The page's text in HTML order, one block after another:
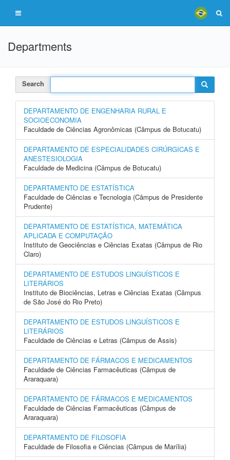
Departments
Search
DEPARTAMENTO DE ENGENHARIA RURAL E
SOCIOECONOMIA
Faculdade de Ciências Agronômicas (Câmpus de Botucatu)
DEPARTAMENTO DE ESPECIALIDADES CIRÚRGICAS E
ANESTESIOLOGIA
Faculdade de Medicina (Câmpus de Botucatu)
DEPARTAMENTO DE ESTATÍSTICA
Faculdade de Ciências e Tecnologia (Câmpus de Presidente
Prudente)
DEPARTAMENTO DE ESTATÍSTICA, MATEMÁTICA
APLICADA E COMPUTAÇÃO
Instituto de Geociências e Ciências Exatas (Câmpus de Rio
Claro)
DEPARTAMENTO DE ESTUDOS LINGUÍSTICOS E
LITERÁRIOS
Instituto de Biociências, Letras e Ciências Exatas (Câmpus
de São José do Rio Preto)
DEPARTAMENTO DE ESTUDOS LINGUÍSTICOS E
LITERÁRIOS
Faculdade de Ciências e Letras (Câmpus de Assis)
DEPARTAMENTO DE FÁRMACOS E MEDICAMENTOS
Faculdade de Ciências Farmacêuticas (Câmpus de
Araraquara)
DEPARTAMENTO DE FÁRMACOS E MEDICAMENTOS
Faculdade de Ciências Farmacêuticas (Câmpus de
Araraquara)
DEPARTAMENTO DE FILOSOFIA
Faculdade de Filosofia e Ciências (Câmpus de Marília)